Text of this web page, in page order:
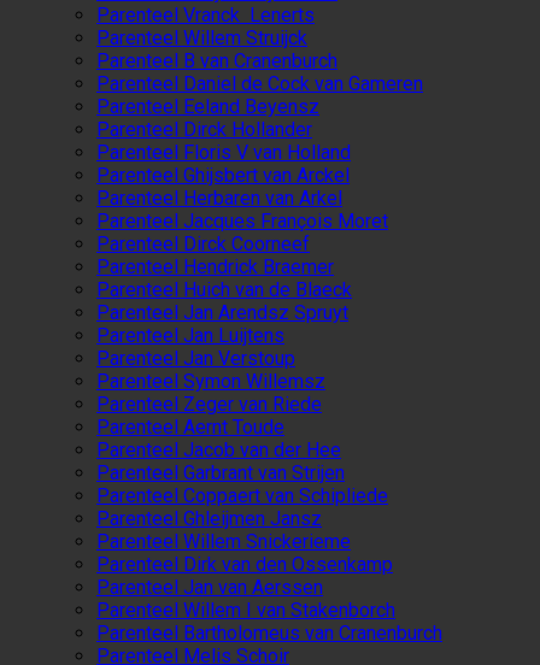
Parenteel Vranck Lenerts
Parenteel Willem Struijck
Parenteel B van Cranenburch
Parenteel Daniel de Cock van Gameren
Parenteel Eeland Beyensz
Parenteel Dirck Hollander
Parenteel Floris V van Holland
Parenteel Ghijsbert van Arckel
Parenteel Herbaren van Arkel
Parenteel Jacques François Moret
Parenteel Dirck Coorneef
Parenteel Hendrick Braemer
Parenteel Huich van de Blaeck
Parenteel Jan Arendsz Spruyt
Parenteel Jan Luijtens
Parenteel Jan Verstoup
Parenteel Symon Willemsz
Parenteel Zeger van Riede
Parenteel Aernt Toude
Parenteel Jacob van der Hee
Parenteel Garbrant van Strijen
Parenteel Coppaert van Schipliede
Parenteel Ghleijmen Jansz
Parenteel Willem Snickerieme
Parenteel Dirk van den Ossenkamp
Parenteel Jan van Aerssen
Parenteel Willem I van Stakenborch
Parenteel Bartholomeus van Cranenburch
Parenteel Melis Schoir